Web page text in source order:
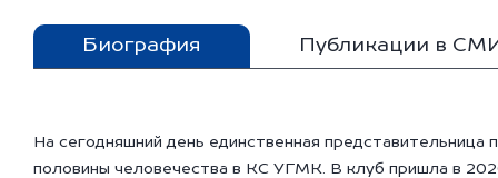
Биография Публикации в
На сегодняшний день единственная представительница
половины человечества в КС УГМК. В клуб пришла в